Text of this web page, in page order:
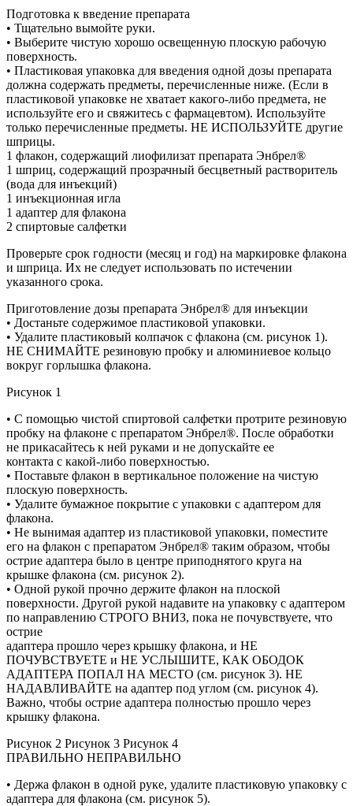
Подготовка к введение препарата
• Тщательно вымойте руки.
• Выберите чистую хорошо освещенную плоскую рабочую
поверхность.
• Пластиковая упаковка для введения одной дозы препарата
должна содержать предметы, перечисленные ниже. (Если в
пластиковой упаковке не хватает какого-либо предмета, не
используйте его и свяжитесь с фармацевтом). Используйте
только перечисленные предметы. НЕ ИСПОЛЬЗУЙТЕ другие
шприцы.
1 флакон, содержащий лиофилизат препарата Энбрел®
1 шприц, содержащий прозрачный бесцветный растворитель
(вода для инъекций)
1 инъекционная игла
1 адаптер для флакона
2 спиртовые салфетки
Проверьте срок годности (месяц и год) на маркировке флакона
и шприца. Их не следует использовать по истечении
указанного срока.
Приготовление дозы препарата Энбрел® для инъекции
• Достаньте содержимое пластиковой упаковки.
• Удалите пластиковый колпачок с флакона (см. рисунок 1).
НЕ СНИМАЙТЕ резиновую пробку и алюминиевое кольцо
вокруг горлышка флакона.
Рисунок 1
• С помощью чистой спиртовой салфетки протрите резиновую
пробку на флаконе с препаратом Энбрел®. После обработки
не прикасайтесь к ней руками и не допускайте ее
контакта с какой-либо поверхностью.
• Поставьте флакон в вертикальное положение на чистую
плоскую поверхность.
• Удалите бумажное покрытие с упаковки с адаптером для
флакона.
• Не вынимая адаптер из пластиковой упаковки, поместите
его на флакон с препаратом Энбрел® таким образом, чтобы
острие адаптера было в центре приподнятого круга на
крышке флакона (см. рисунок 2).
• Одной рукой прочно держите флакон на плоской
поверхности. Другой рукой надавите на упаковку с адаптером
по направлению СТРОГО ВНИЗ, пока не почувствуете, что
острие
адаптера прошло через крышку флакона, и НЕ
ПОЧУВСТВУЕТЕ и НЕ УСЛЫШИТЕ, КАК ОБОДОК
АДАПТЕРА ПОПАЛ НА МЕСТО (см. рисунок 3). НЕ
НАДАВЛИВАЙТЕ на адаптер под углом (см. рисунок 4).
Важно, чтобы острие адаптера полностью прошло через
крышку флакона.
Рисунок 2 Рисунок 3 Рисунок 4
ПРАВИЛЬНО НЕПРАВИЛЬНО
• Держа флакон в одной руке, удалите пластиковую упаковку с
адаптера для флакона (см. рисунок 5).